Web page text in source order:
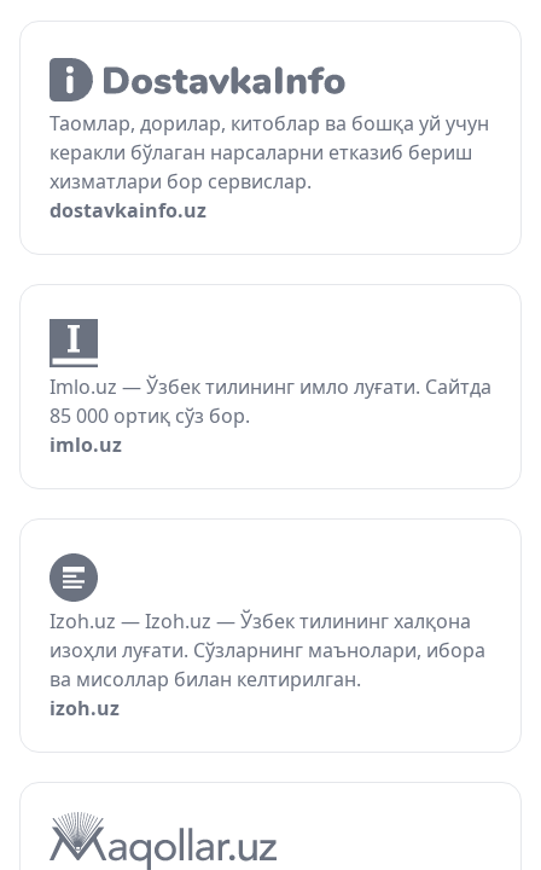
Таомлар, дорилар, китоблар ва бошқа уй учун
керакли бўлаган нарсаларни етказиб бериш
хизматлари бор сервислар.
dostavkainfo.uz
Imlo.uz — Ўзбек тилининг имло луғати. Сайтда
85 000 ортиқ сўз бор.
imlo.uz
Izoh.uz — Izoh.uz — Ўзбек тилининг халқона
изоҳли луғати. Сўзларнинг маънолари, ибора
ва мисоллар билан келтирилган.
izoh.uz